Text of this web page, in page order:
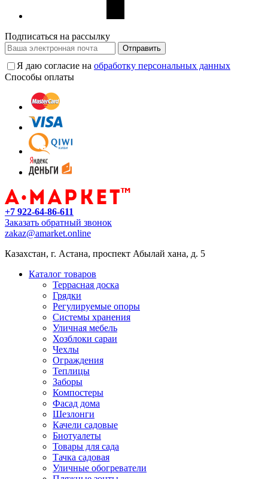
Подписаться на рассылку
Отправить
Я даю согласие на обработку персональных данных
Способы оплаты
+7 922-64-86-611
Заказать обратный звонок
zakaz@amarket.online
Казахстан, г. Астана, проспект Абылай хана, д. 5
Каталог товаров
Террасная доска
Грядки
Регулируемые опоры
Системы хранения
Уличная мебель
Хозблоки сараи
Чехлы
Ограждения
Теплицы
Заборы
Компостеры
Фасад дома
Шезлонги
Качели садовые
Биотуалеты
Товары для сада
Тачка садовая
Уличные обогреватели